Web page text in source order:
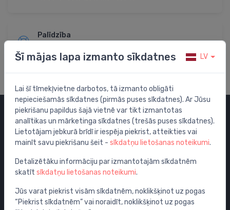
Palīdzība
Kategorijas
Izpārdošana
Maisītāji
Izlietnes
Tualetes podi
Vannas
Šī mājas lapa izmanto sīkdatnes LV
Lai šī tīmekļvietne darbotos, tā izmanto obligāti
nepieciešamās sīkdatnes (pirmās puses sīkdatnes). Ar Jūsu
piekrišanu papildus šajā vietnē var tikt izmantotas
analītikas un mārketinga sīkdatnes (trešās puses sīkdatnes).
Lietotājam jebkurā brīdī ir iespēja piekrist, atteikties vai
mainīt savu piekrišanu šeit - sīkdatņu lietošanas noteikumi.
Detalizētāku informāciju par izmantotajām sīkdatnēm
skatīt sīkdatņu lietošanas noteikumi.
Jūs varat piekrist visām sīkdatnēm, noklikšķinot uz pogas
“Piekrist sīkdatnēm” vai noraidīt, noklikšķinot uz pogas